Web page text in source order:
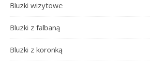
Bluzki wizytowe
Bluzki z falbaną
Bluzki z koronką